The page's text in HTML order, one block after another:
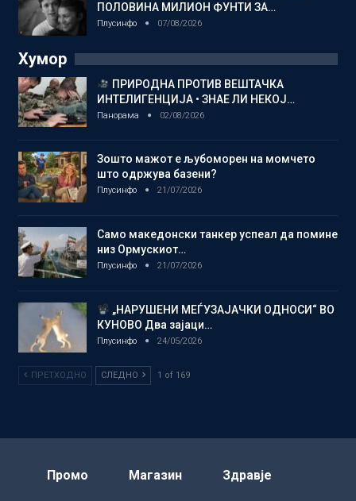
ПОЛОВИНА МИЛИОН ФУНТИ ЗА…
Плусинфо 07/08/2026
Хумор
ПРИРОДНА ПРОТИВ ВЕШТАЧКА
ИНТЕЛИГЕНЦИЈА • ЗНАЕ ЛИ НЕКОЈ…
Панорама 02/08/2026
Зошто мажот е љубоморен на момчето
што одржува базени?
Плусинфо 21/07/2026
Само македонски танкер успеал да помине
низ Ормускиот…
Плусинфо 21/07/2026
„НАРУШЕНИ МЕЃУЗАЈАЧКИ ОДНОСИ“ ВО
КУНОВО Два зајаци…
Плусинфо 24/05/2026
ПРЕТХОДНО СЛЕДНО 1 of 169
Промо Магазин Здравје